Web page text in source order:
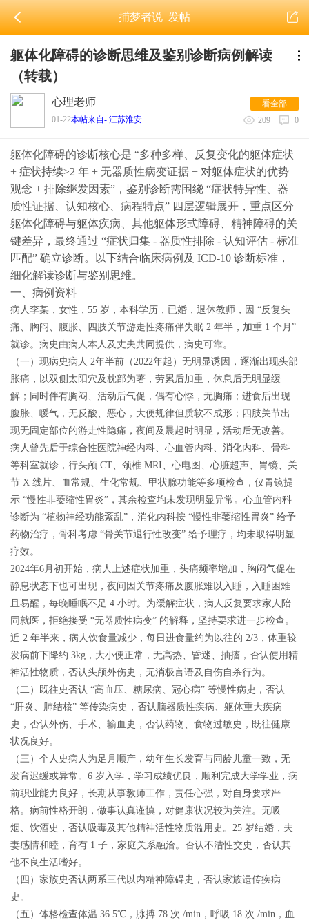
捕梦者说发帖
躯体化障碍的诊断思维及鉴别诊断病例解读
（转载）
心理老师
01-22本帖来自- 江苏淮安
看全部
209
0
躯体化障碍的诊断核心是 “多种多样、反复变化的躯体症状
+ 症状持续≥2 年 + 无器质性病变证据 + 对躯体症状的优势
观念 + 排除继发因素”，鉴别诊断需围绕 “症状特异性、器
质性证据、认知核心、病程特点” 四层逻辑展开，重点区分
躯体化障碍与躯体疾病、其他躯体形式障碍、精神障碍的关
键差异，最终通过 “症状归集 - 器质性排除 - 认知评估 - 标准
匹配” 确立诊断。以下结合临床病例及 ICD-10 诊断标准，
细化解读诊断与鉴别思维。
一、病例资料
病人李某，女性，55 岁，本科学历，已婚，退休教师，因 “反复头
痛、胸闷、腹胀、四肢关节游走性疼痛伴失眠 2 年半，加重 1 个月”
就诊。病史由病人本人及丈夫共同提供，病史可靠。
（一）现病史病人 2年半前（2022年起）无明显诱因，逐渐出现头部
胀痛，以双侧太阳穴及枕部为著，劳累后加重，休息后无明显缓
解；同时伴有胸闷、活动后气促，偶有心悸，无胸痛；进食后出现
腹胀、嗳气，无反酸、恶心，大便规律但质软不成形；四肢关节出
现无固定部位的游走性隐痛，夜间及晨起时明显，活动后无改善。
病人曾先后于综合性医院神经内科、心血管内科、消化内科、骨科
等科室就诊，行头颅 CT、颈椎 MRI、心电图、心脏超声、胃镜、关
节 X 线片、血常规、生化常规、甲状腺功能等多项检查，仅胃镜提
示 “慢性非萎缩性胃炎”，其余检查均未发现明显异常。心血管内科
诊断为 “植物神经功能紊乱”，消化内科按 “慢性非萎缩性胃炎” 给予
药物治疗，骨科考虑 “骨关节退行性改变” 给予理疗，均未取得明显
疗效。
2024年6月初开始，病人上述症状加重，头痛频率增加，胸闷气促在
静息状态下也可出现，夜间因关节疼痛及腹胀难以入睡，入睡困难
且易醒，每晚睡眠不足 4 小时。为缓解症状，病人反复要求家人陪
同就医，拒绝接受 “无器质性病变” 的解释，坚持要求进一步检查。
近 2 年半来，病人饮食量减少，每日进食量约为以往的 2/3，体重较
发病前下降约 3kg，大小便正常，无高热、昏迷、抽搐，否认使用精
神活性物质，否认头颅外伤史，无消极言语及自伤自杀行为。
（二）既往史否认 “高血压、糖尿病、冠心病” 等慢性病史，否认
“肝炎、肺结核” 等传染病史，否认脑器质性疾病、躯体重大疾病
史，否认外伤、手术、输血史，否认药物、食物过敏史，既往健康
状况良好。
（三）个人史病人为足月顺产，幼年生长发育与同龄儿童一致，无
发育迟缓或异常。6 岁入学，学习成绩优良，顺利完成大学学业，病
前职业能力良好，长期从事教师工作，责任心强，对自身要求严
格。病前性格开朗，做事认真谨慎，对健康状况较为关注。无吸
烟、饮酒史，否认吸毒及其他精神活性物质滥用史。25 岁结婚，夫
妻感情和睦，育有 1 子，家庭关系融洽。否认不洁性交史，否认其
他不良生活嗜好。
（四）家族史否认两系三代以内精神障碍史，否认家族遗传疾病
史。
（五）体格检查体温 36.5℃，脉搏 78 次 /min，呼吸 18 次 /min，血